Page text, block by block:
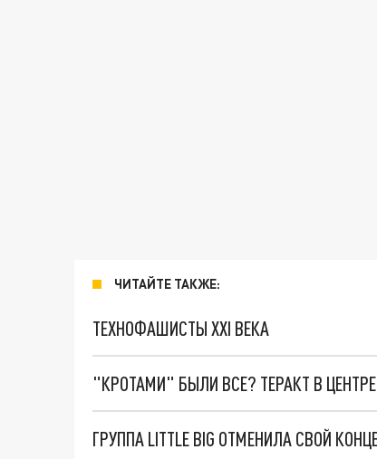
ЧИТАЙТЕ ТАКЖЕ:
ТЕХНОФАШИСТЫ XXI ВЕКА
"КРОТАМИ" БЫЛИ ВСЕ? ТЕРАКТ В
ГРУППА LITTLE BIG ОТМЕНИЛА СВОЙ